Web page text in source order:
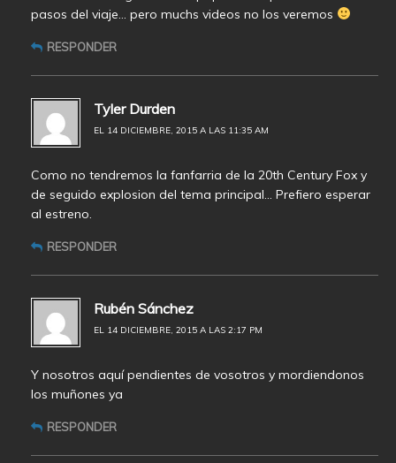
pasos del viaje… pero muchs videos no los veremos
RESPONDER
Tyler Durden
EL 14 DICIEMBRE, 2015 A LAS 11:35 AM
Como no tendremos la fanfarria de la 20th Century Fox y
de seguido explosion del tema principal… Prefiero esperar
al estreno.
RESPONDER
Rubén Sánchez
EL 14 DICIEMBRE, 2015 A LAS 2:17 PM
Y nosotros aquí pendientes de vosotros y mordiendonos
los muñones ya
RESPONDER